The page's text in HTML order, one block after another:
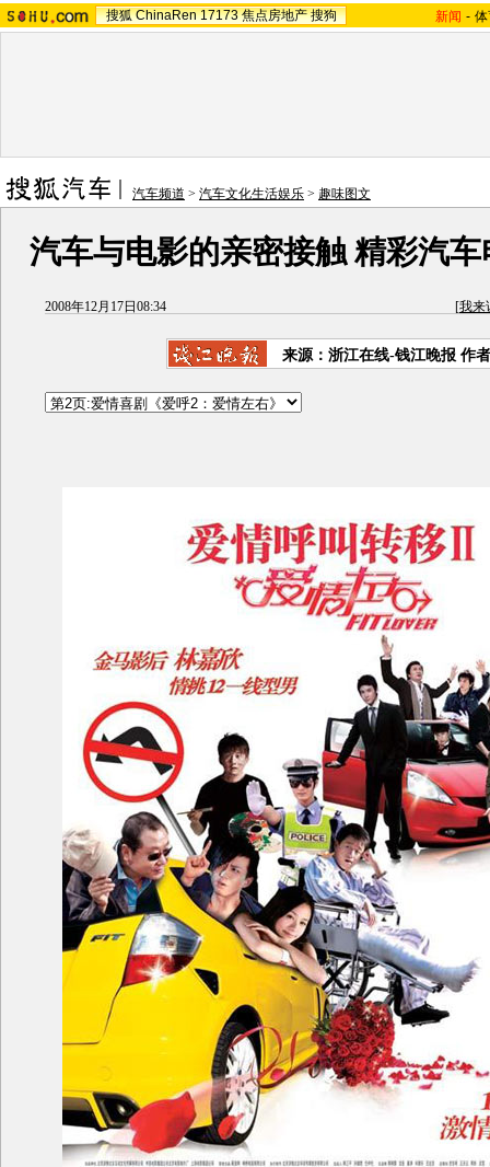
搜狐 ChinaRen 17173 焦点房地产 搜狗 新闻 -
汽车频道 > 汽车文化生活娱乐 > 趣味图文
汽车与电影的亲密接触 精彩汽
2008年12月17日08:34 [我来
来源：浙江在线-钱江晚报 作